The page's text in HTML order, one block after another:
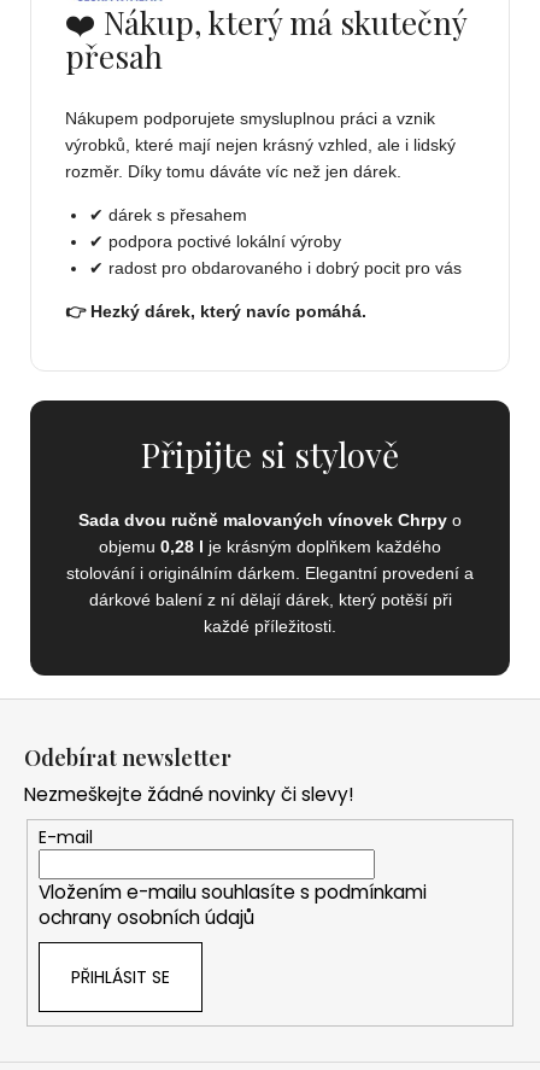
❤️ Nákup, který má skutečný
přesah
Nákupem podporujete smysluplnou práci a vznik
výrobků, které mají nejen krásný vzhled, ale i lidský
rozměr. Díky tomu dáváte víc než jen dárek.
✔ dárek s přesahem
✔ podpora poctivé lokální výroby
✔ radost pro obdarovaného i dobrý pocit pro vás
👉 Hezký dárek, který navíc pomáhá.
Připijte si stylově
Sada dvou ručně malovaných vínovek Chrpy o
objemu 0,28 l je krásným doplňkem každého
stolování i originálním dárkem. Elegantní provedení a
dárkové balení z ní dělají dárek, který potěší při
každé příležitosti.
Odebírat newsletter
Nezmeškejte žádné novinky či slevy!
E-mail
Vložením e-mailu souhlasíte s podmínkami
ochrany osobních údajů
PŘIHLÁSIT SE